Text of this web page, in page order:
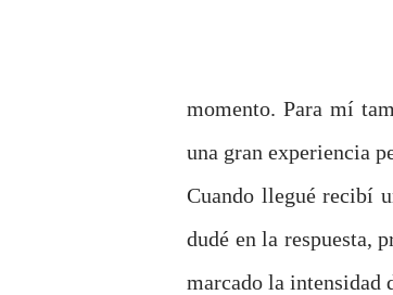
momento. Para mí
una gran experiencia
Cuando llegué recibí
dudé en la respuesta,
marcado la intensidad